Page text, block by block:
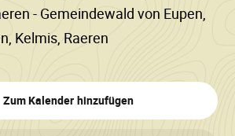
- Gemeindewald von Eupen,
Kelmis, Raeren
Zum Kalender hinzufügen